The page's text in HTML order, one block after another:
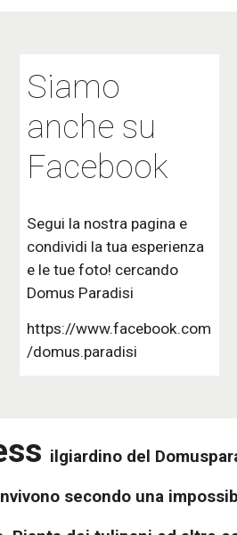
Siamo
anche su
Facebook
Segui la nostra pagina e
condividi la tua esperienza
e le tue foto! cercando
Domus Paradisi
https://www.facebook.com
/domus.paradisi
ilgiardino del
secondo una